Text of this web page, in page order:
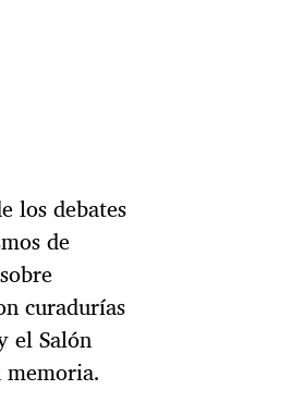
los debates
de
curadurías
el Salón
memoria.